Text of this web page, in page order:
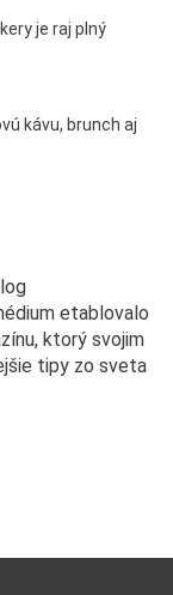
je raj plný
kávu, brunch aj
etablovalo
ktorý svojim
tipy zo sveta